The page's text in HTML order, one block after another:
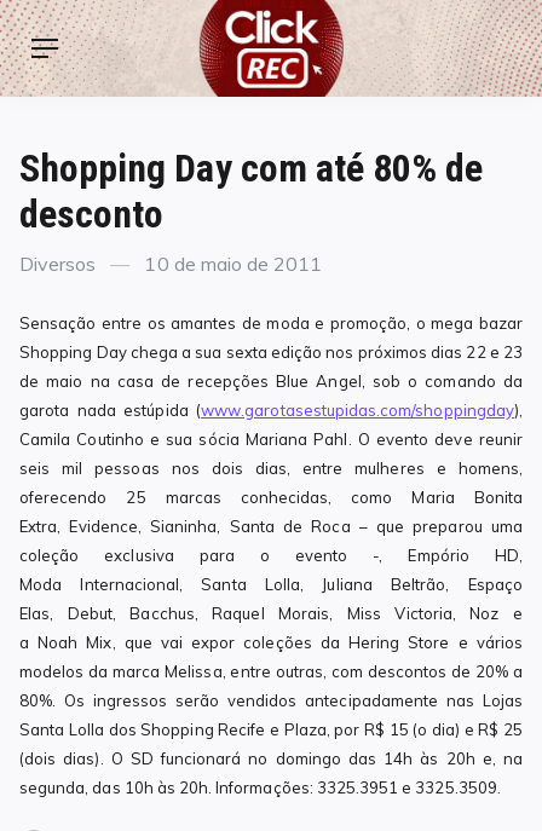
Skip
to
content
ClickREC
Menu
Shopping Day com até 80% de
desconto
Categories
Diversos
Posted
10 de maio de 2011
Sensação entre os amantes de moda e promoção, o mega bazar
Shopping Day chega a sua sexta edição nos próximos dias 22 e 23
de maio na casa de recepções Blue Angel, sob o comando da
garota nada estúpida (www.garotasestupidas.com/shoppingday),
Camila Coutinho e sua sócia Mariana Pahl. O evento deve reunir
seis mil pessoas nos dois dias, entre mulheres e homens,
oferecendo 25 marcas conhecidas, como Maria Bonita
Extra, Evidence, Sianinha, Santa de Roca – que preparou uma
coleção exclusiva para o evento -, Empório HD,
Moda Internacional, Santa Lolla, Juliana Beltrão, Espaço
Elas, Debut, Bacchus, Raquel Morais, Miss Victoria, Noz e
a Noah Mix, que vai expor coleções da Hering Store e vários
modelos da marca Melissa, entre outras, com descontos de 20% a
80%. Os ingressos serão vendidos antecipadamente nas Lojas
Santa Lolla dos Shopping Recife e Plaza, por R$ 15 (o dia) e R$ 25
(dois dias). O SD funcionará no domingo das 14h às 20h e, na
segunda, das 10h às 20h. Informações: 3325.3951 e 3325.3509.